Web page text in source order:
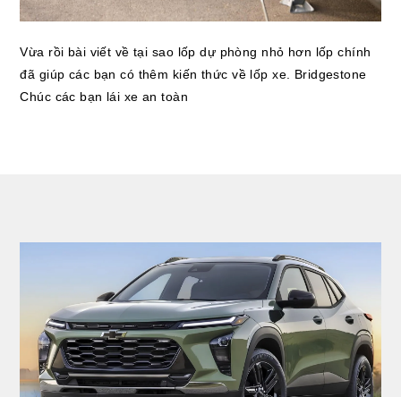
Vừa rồi bài viết về tại sao lốp dự phòng nhỏ hơn lốp chính
đã giúp các bạn có thêm kiến thức về lốp xe. Bridgestone
Chúc các bạn lái xe an toàn